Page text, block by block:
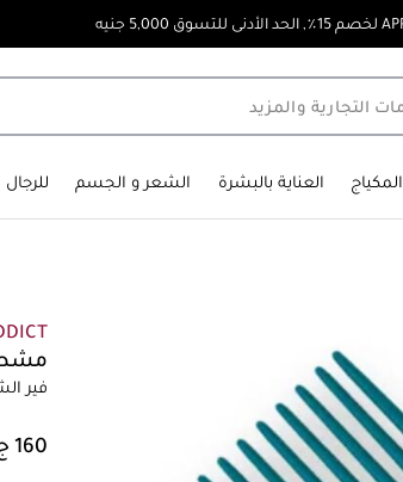
المكياج العناية بالبشرة الشعر و الجسم للرجال
فير